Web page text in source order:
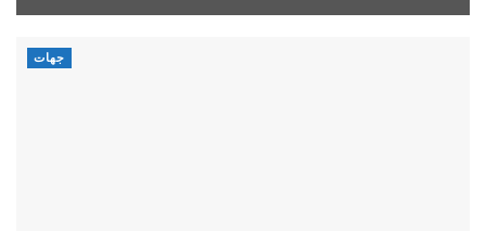
جهات